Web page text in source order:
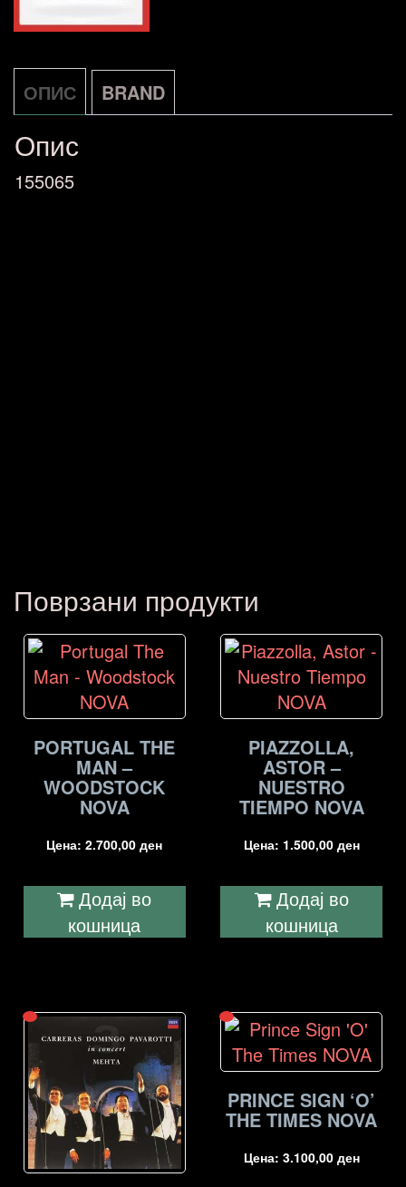
Bang
LP
NL
количина
ОПИС BRAND
Опис
155065
Поврзани продукти
PORTUGAL THE
MAN –
WOODSTOCK
NOVA
Цена:2.700,00ден
Додај во
кошница
PIAZZOLLA,
ASTOR –
NUESTRO
TIEMPO NOVA
Цена: 1.500,00 ден
Додај во
кошница
PRINCE SIGN ‘O’
THE TIMES NOVA
Цена: 3.100,00 ден